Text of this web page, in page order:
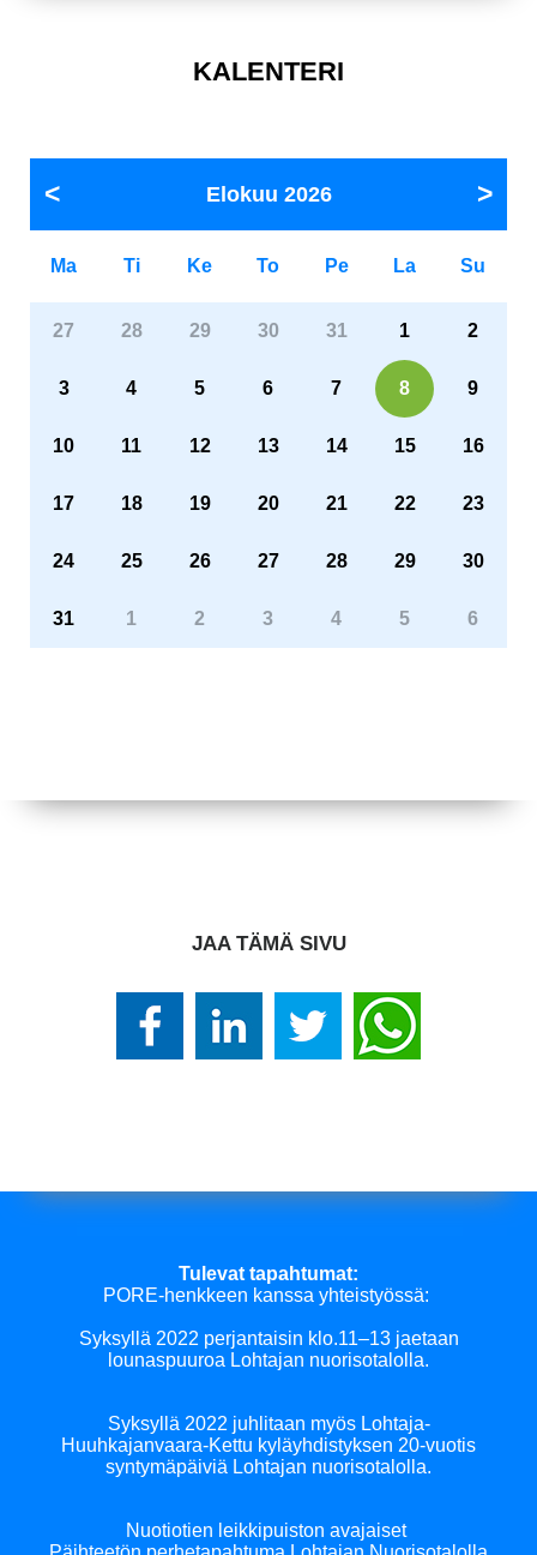
KALENTERI
Elokuu 2026
Ma Ti Ke To Pe La Su
27 28 29 30 31 1 2
3 4 5 6 7 8 9
10 11 12 13 14 15 16
17 18 19 20 21 22 23
24 25 26 27 28 29 30
31 1 2 3 4 5 6
JAA TÄMÄ SIVU
Tulevat tapahtumat:
PORE-henkkeen kanssa yhteistyössä:
Syksyllä 2022 perjantaisin klo.11–13 jaetaan
lounaspuuroa Lohtajan nuorisotalolla.
Syksyllä 2022 juhlitaan myös Lohtaja-
Huuhkajanvaara-Kettu kyläyhdistyksen 20-vuotis
syntymäpäiviä Lohtajan nuorisotalolla.
Nuotiotien leikkipuiston avajaiset